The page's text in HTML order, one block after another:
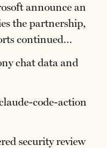
announce an
the partnership,
continued…
chat data and
code-action
security review